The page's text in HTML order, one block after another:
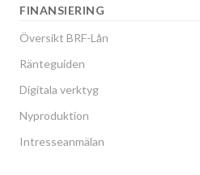
FINANSIERING
Översikt BRF-Lån
Ränteguiden
Digitala verktyg
Nyproduktion
Intresseanmälan